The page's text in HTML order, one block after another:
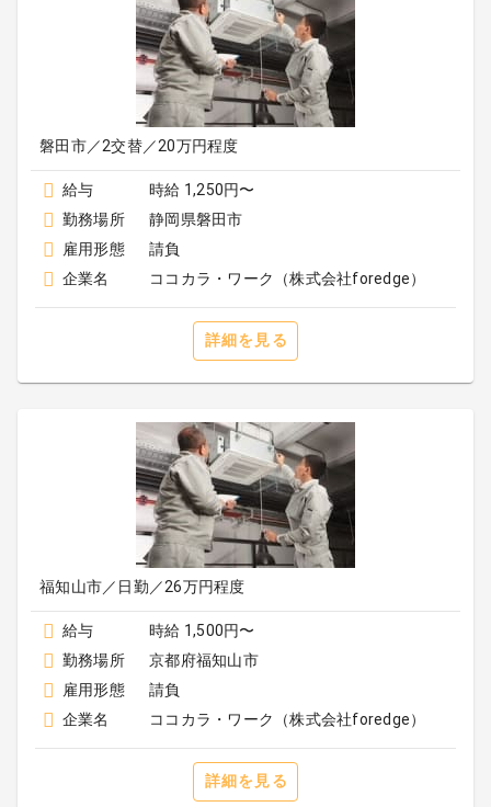
磐田市／2交替／20万円程度
給与
時給 1,250円〜
勤務場所
静岡県磐田市
雇用形態
請負
企業名
ココカラ・ワーク（株式会社foredge）
詳細を見る
福知山市／日勤／26万円程度
給与
時給 1,500円〜
勤務場所
京都府福知山市
雇用形態
請負
企業名
ココカラ・ワーク（株式会社foredge）
詳細を見る